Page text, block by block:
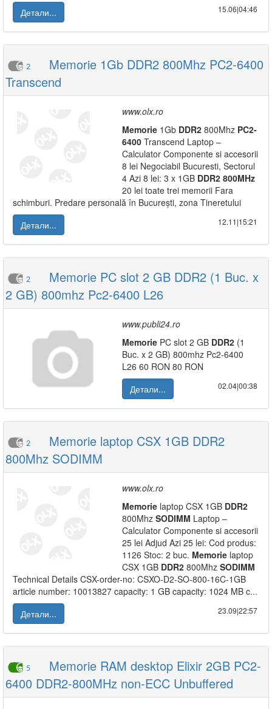
Детали...
15.06|04:46
2
Memorie 1Gb DDR2 800Mhz PC2-6400
Transcend
www.olx.ro
Memorie 1Gb DDR2 800Mhz PC2-
6400 Transcend Laptop –
Calculator Componente si accesorii
8 lei Negociabil Bucuresti, Sectorul
4 Azi 8 lei: 3 x 1GB DDR2 800MHz
20 lei toate trei memorii Fara
schimburi. Predare personală în București, zona Tineretului
Детали...
12.11|15:21
2
Memorie PC slot 2 GB DDR2 (1 Buc. x
2 GB) 800mhz Pc2-6400 L26
www.publi24.ro
Memorie PC slot 2 GB DDR2 (1
Buc. x 2 GB) 800mhz Pc2-6400
L26 60 RON 80 RON
Детали...
02.04|00:38
2
Memorie laptop CSX 1GB DDR2
800Mhz SODIMM
www.olx.ro
Memorie laptop CSX 1GB DDR2
800Mhz SODIMM Laptop –
Calculator Componente si accesorii
25 lei Adjud Azi 25 lei: Cod produs:
1126 Stoc: 2 buc. Memorie laptop
CSX 1GB DDR2 800Mhz SODIMM
Technical Details CSX-order-no: CSXO-D2-SO-800-16C-1GB
article number: 10013827 capacity: 1 GB capacity: 1024 MB c...
Детали...
23.09|22:57
5
Memorie RAM desktop Elixir 2GB PC2-
6400 DDR2-800MHz non-ECC Unbuffered